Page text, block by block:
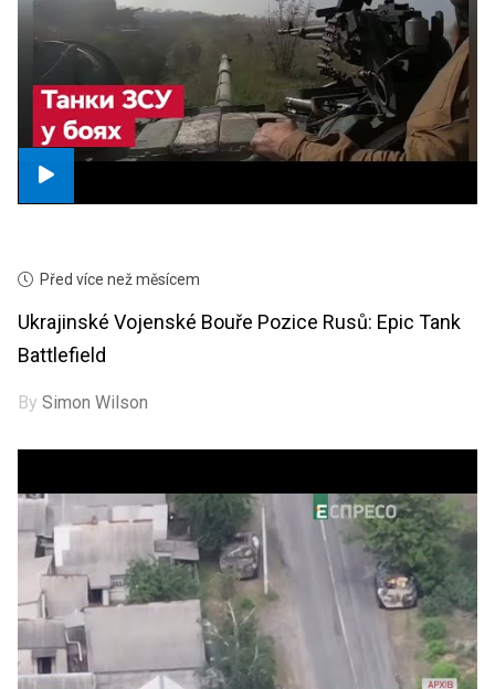
Před více než měsícem
Ukrajinské Vojenské Bouře Pozice Rusů: Epic Tank
Battlefield
BySimon Wilson